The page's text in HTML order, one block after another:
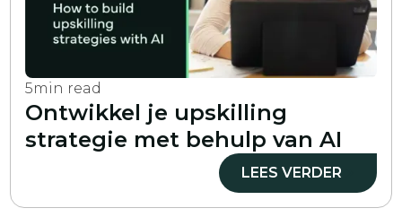
5min read
Ontwikkel je upskilling
strategie met behulp van AI
LEES VERDER